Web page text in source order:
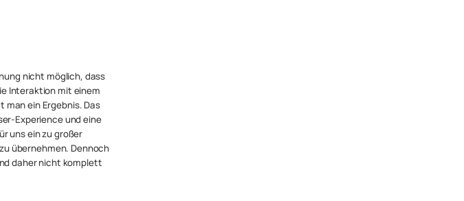
nicht möglich, dass
Interaktion mit einem
ein Ergebnis. Das
Experience und eine
uns ein zu großer
übernehmen. Dennoch
daher nicht komplett